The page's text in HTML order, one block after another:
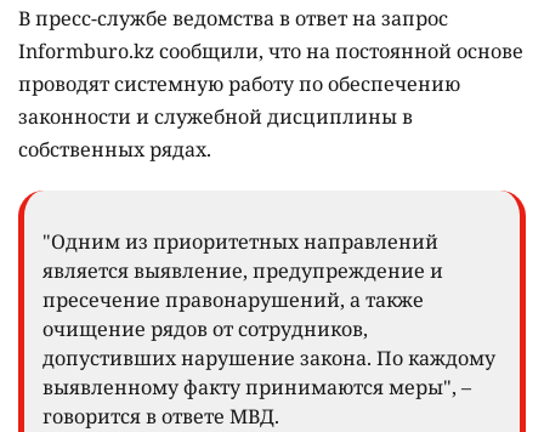
В пресс-службе ведомства в ответ на запрос
Informburo.kz сообщили, что на постоянной основе
проводят системную работу по обеспечению
законности и служебной дисциплины в
собственных рядах.
"Одним из приоритетных направлений
является выявление, предупреждение и
пресечение правонарушений, а также
очищение рядов от сотрудников,
допустивших нарушение закона. По каждому
выявленному факту принимаются меры", –
говорится в ответе МВД.